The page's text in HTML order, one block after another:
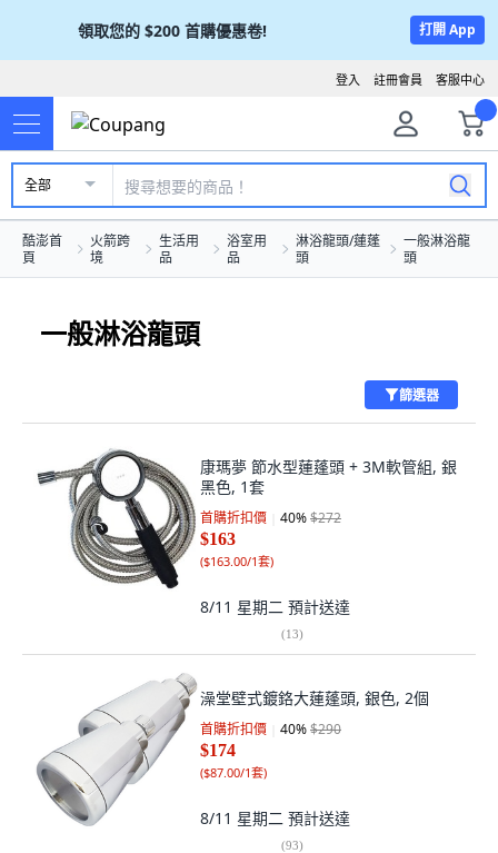
領取您的 $200 首購優惠卷! 打開 App
客服中心
註冊會員
登入
全部
酷澎首
頁
火箭跨
境
生活用
品
浴室用
品
淋浴龍頭/蓮蓬
頭
一般淋浴龍
頭
一般淋浴龍頭
篩選器
康瑪夢 節水型蓮蓬頭 + 3M軟管組, 銀
黑色, 1套
首購折扣價 40%$272
$163
($163.00/1套)
8/11 星期二 預計送達
(13)
澡堂壁式鍍鉻大蓮蓬頭, 銀色, 2個
首購折扣價 40%$290
$174
($87.00/1套)
8/11 星期二 預計送達
(93)